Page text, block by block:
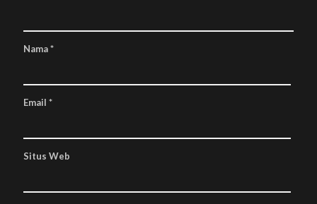
Nama*
Email *
Situs Web